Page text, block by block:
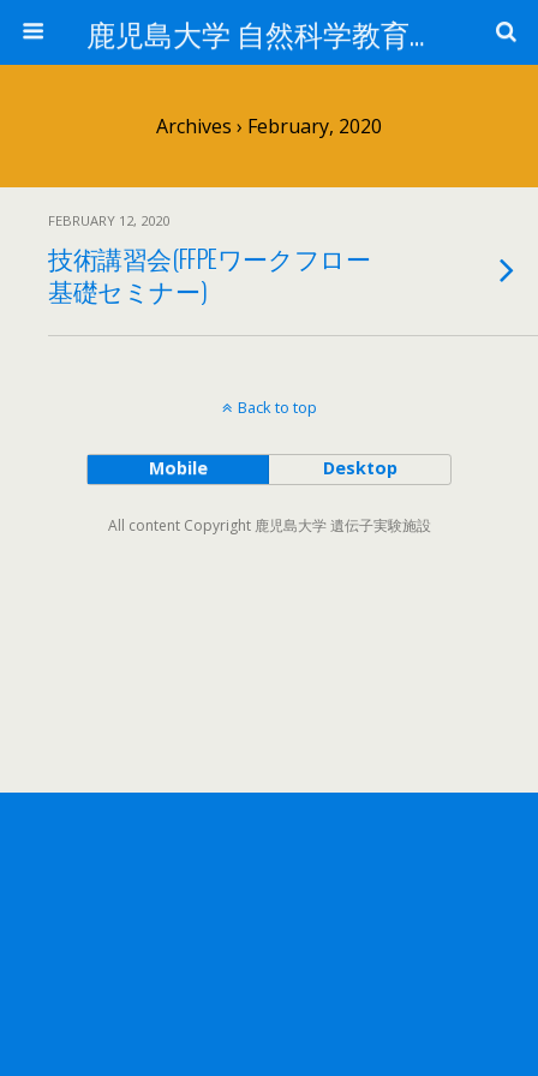
鹿児島大学 自然科学教育研究支援センター 遺伝子実験施設
Archives › February, 2020
FEBRUARY 12, 2020
技術講習会(FFPEワークフロー
基礎セミナー)
Back to top
Mobile Desktop
All content Copyright 鹿児島大学 遺伝子実験施設